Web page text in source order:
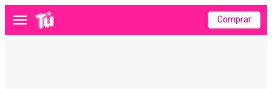
Menú Comprar